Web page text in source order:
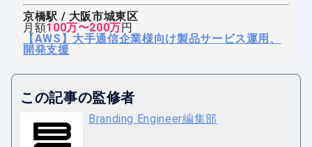
京橋駅 / 大阪市城東区
月額100万〜200万円
【AWS】大手通信企業様向け製品サービス運用、
開発支援
この記事の監修者
Branding Engineer編集部